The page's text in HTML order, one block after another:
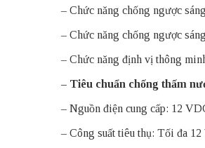
– Chức năng chống ngược
– Chức năng chống ngược
– Chức năng định vị thông
– Tiêu chuẩn chống thấm
– Nguồn điện cung cấp: 12
– Công suất tiêu thụ: Tối đa 12